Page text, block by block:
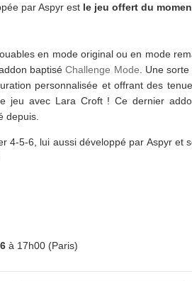
par Aspyr est le jeu offert du
en mode original ou en mode
baptiséChallenge Mode . Une
personnalisée et offrant des
jeu avec Lara Croft ! Ce dernier
depuis.
4-5-6, lui aussi développé par Aspyr et
à 17h00 (Paris)